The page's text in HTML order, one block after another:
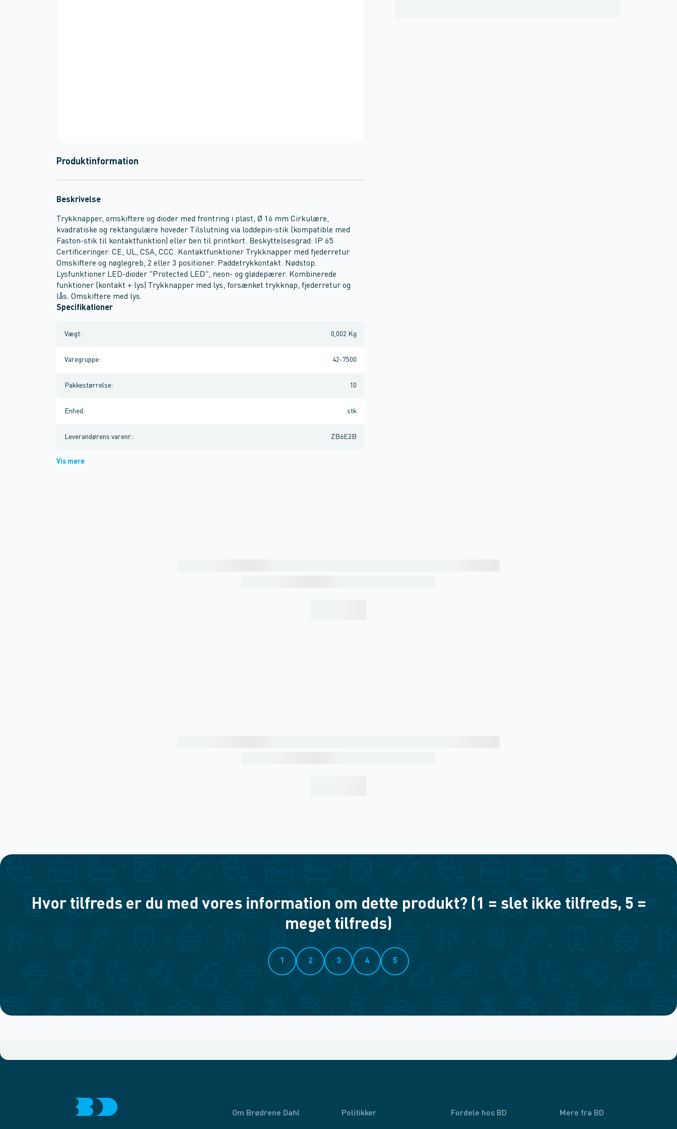
Produktinformation
Beskrivelse
Trykknapper, omskiftere og dioder med frontring i plast, Ø 16 mm Cirkulære,
kvadratiske og rektangulære hoveder Tilslutning via loddepin-stik (kompatible med
Faston-stik til kontaktfunktion) eller ben til printkort. Beskyttelsesgrad: IP 65
Certificeringer: CE, UL, CSA, CCC. Kontaktfunktioner Trykknapper med fjederretur
Omskiftere og nøglegreb, 2 eller 3 positioner. Paddetrykkontakt. Nødstop.
Lysfunktioner LED-dioder "Protected LED", neon- og glødepærer. Kombinerede
funktioner (kontakt + lys) Trykknapper med lys, forsænket trykknap, fjederretur og
lås. Omskiftere med lys.
Specifikationer
Vægt: 0,002 Kg
Varegruppe: 42-7500
Pakkestørrelse: 10
Enhed : stk
Leverandørens varenr. : ZB6E2B
Vis mere
Hvor tilfreds er du med vores information om dette produkt? (1 = slet ikke tilfreds, 5 =
meget tilfreds)
1 2 3 4 5
Om Brødrene Dahl Politikker Fordele hos BD Mere fra BD